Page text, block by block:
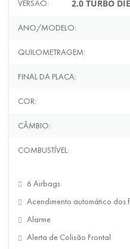
VERSÃO: 2.0 TURBO
ANO/MODELO:
QUILOMETRAGEM:
FINAL DA PLACA:
COR:
CÂMBIO:
COMBUSTÍVEL:
6 Airbags
Acendimento automático dos
Alarme
Alerta de Colisão Frontal